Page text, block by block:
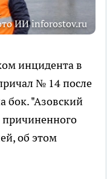
ИИ inforostov.ru
инцидента в
№ 14 после
бок. "Азовский
об этом